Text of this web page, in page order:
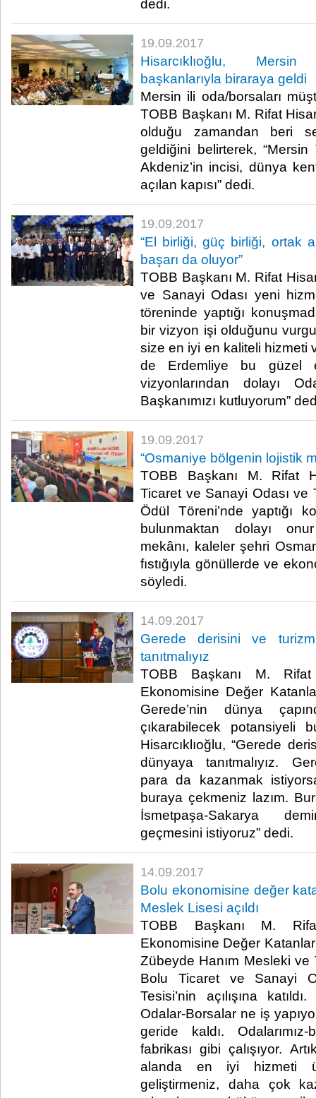
dedi.​
19.09.2017
Hisarcıklıoğlu,
başkanlarıyla biraraya geldi
Mersin ili oda/borsaları
TOBB Başkanı M. Rifat
olduğu zamandan beri
geldiğini belirterek,
Akdeniz’in incisi, dünya
açılan kapısı” dedi.​
19.09.2017
“El birliği, güç birliği, ortak
başarı da oluyor”
TOBB Başkanı M. Rifat
ve Sanayi Odası yeni
töreninde yaptığı
bir vizyon işi olduğunu
size en iyi en kaliteli hizmeti
de Erdemliye bu güzel
vizyonlarından dolayı
Başkanımızı kutluyorum”
19.09.2017
“Osmaniye bölgenin lojistik
TOBB Başkanı M. Rifat
Ticaret ve Sanayi Odası ve
Ödül Töreni’nde yaptığı
bulunmaktan dolayı
mekânı, kaleler şehri
fıstığıyla gönüllerde ve
söyledi.​
14.09.2017
Gerede derisini ve
tanıtmalıyız
TOBB Başkanı M. Rifat
Ekonomisine Değer
Gerede’nin dünya
çıkarabilecek potansiyeli
Hisarcıklıoğlu, “Gerede
dünyaya tanıtmalıyız.
para da kazanmak
buraya çekmeniz lazım.
İsmetpaşa-Sakarya
geçmesini istiyoruz” dedi. ​
14.09.2017
Bolu ekonomisine değer
Meslek Lisesi açıldı
TOBB Başkanı M.
Ekonomisine Değer
Zübeyde Hanım Mesleki
Bolu Ticaret ve Sanayi
Tesisi’nin açılışına
Odalar-Borsalar ne iş
geride kaldı. Odalarımız-
fabrikası gibi çalışıyor.
alanda en iyi hizmeti
geliştirmeniz, daha çok